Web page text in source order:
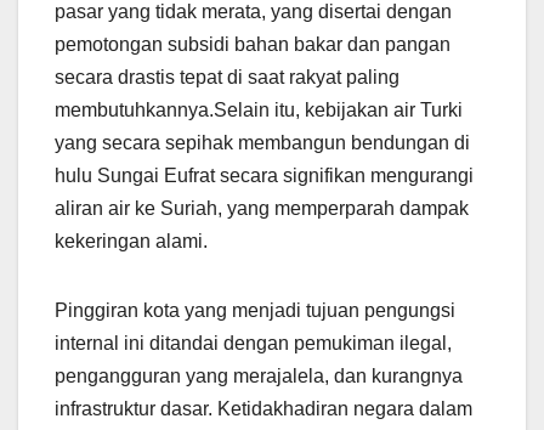
pasar yang tidak merata, yang disertai dengan
pemotongan subsidi bahan bakar dan pangan
secara drastis tepat di saat rakyat paling
membutuhkannya.Selain itu, kebijakan air Turki
yang secara sepihak membangun bendungan di
hulu Sungai Eufrat secara signifikan mengurangi
aliran air ke Suriah, yang memperparah dampak
kekeringan alami.
Pinggiran kota yang menjadi tujuan pengungsi
internal ini ditandai dengan pemukiman ilegal,
pengangguran yang merajalela, dan kurangnya
infrastruktur dasar. Ketidakhadiran negara dalam